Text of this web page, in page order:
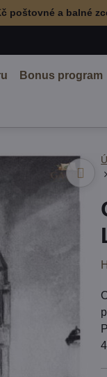
poštovné a balné
Bonus program